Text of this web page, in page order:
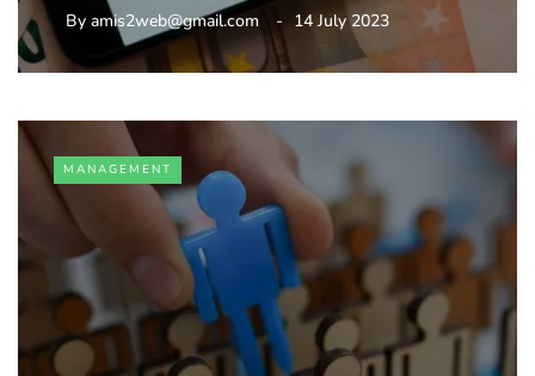
By amis2web@gmail.com 14 July 2023
MANAGEMENT